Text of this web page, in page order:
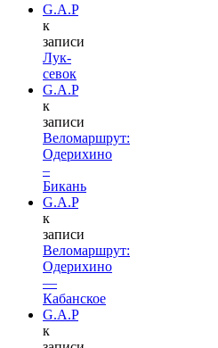
G.A.P
к
записи
Лук-
севок
G.A.P
к
записи
Веломаршрут:
Одерихино
–
Бикань
G.A.P
к
записи
Веломаршрут:
Одерихино
—
Кабанское
G.A.P
к